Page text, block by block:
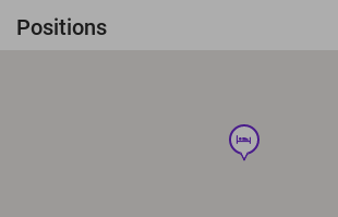
Positions
hotel